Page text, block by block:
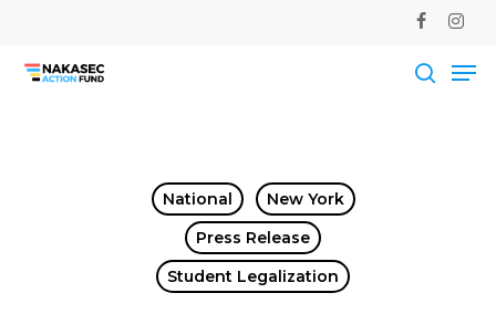
main
facebook
National
New York
Press Release
Student Legalization
Close